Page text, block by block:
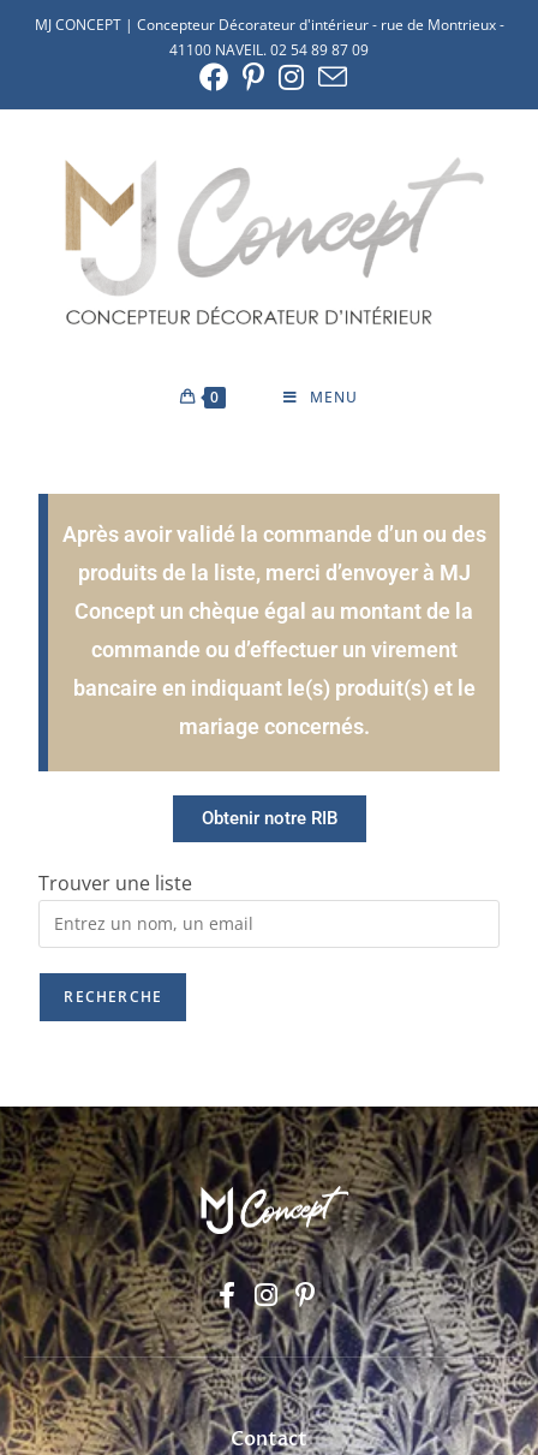
MJ CONCEPT | Concepteur Décorateur d'intérieur - rue de Montrieux -
41100 NAVEIL. 02 54 89 87 09
0 MENU
Après avoir validé la commande d’un ou des
produits de la liste, merci d’envoyer à MJ
Concept un chèque égal au montant de la
commande ou d’effectuer un virement
bancaire en indiquant le(s) produit(s) et le
mariage concernés.
Obtenir notre RIB
Trouver une liste
Contact